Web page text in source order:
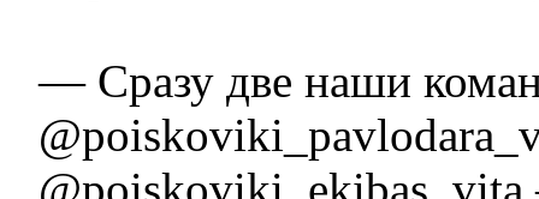
— Сразу две наши